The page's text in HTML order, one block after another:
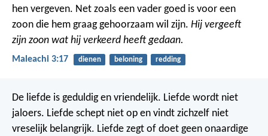
hen vergeven. Net zoals een vader goed is voor een
zoon die hem graag gehoorzaam wil zijn. Hij vergeeft
zijn zoon wat hij verkeerd heeft gedaan.
Maleachi 3:17 dienen beloning redding
De liefde is geduldig en vriendelijk. Liefde wordt niet
jaloers. Liefde schept niet op en vindt zichzelf niet
vreselijk belangrijk. Liefde zegt of doet geen onaardige